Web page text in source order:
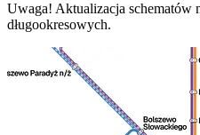
Uwaga! Aktualizacja schematów
długookresowych.